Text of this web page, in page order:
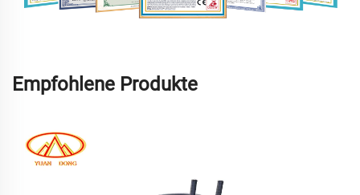
Empfohlene Produkte